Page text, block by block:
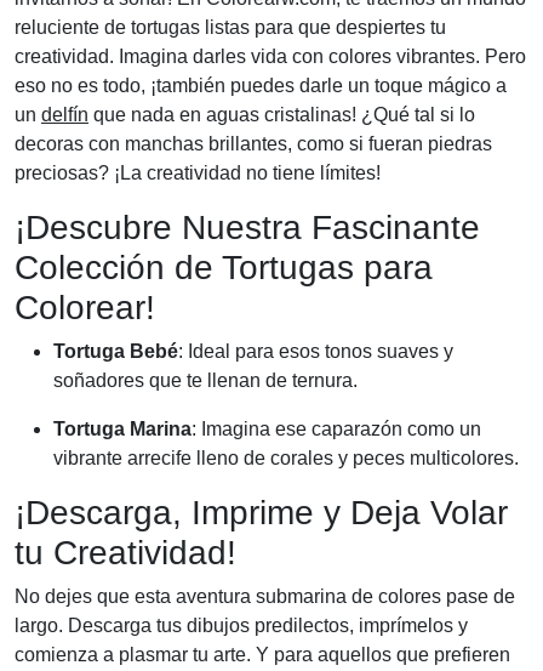
reluciente de tortugas listas para que despiertes tu
creatividad. Imagina darles vida con colores vibrantes. Pero
eso no es todo, ¡también puedes darle un toque mágico a
un delfín que nada en aguas cristalinas! ¿Qué tal si lo
decoras con manchas brillantes, como si fueran piedras
preciosas? ¡La creatividad no tiene límites!
¡Descubre Nuestra Fascinante
Colección de Tortugas para
Colorear!
Tortuga Bebé: Ideal para esos tonos suaves y
soñadores que te llenan de ternura.
Tortuga Marina: Imagina ese caparazón como un
vibrante arrecife lleno de corales y peces multicolores.
¡Descarga, Imprime y Deja Volar
tu Creatividad!
No dejes que esta aventura submarina de colores pase de
largo. Descarga tus dibujos predilectos, imprímelos y
comienza a plasmar tu arte. Y para aquellos que prefieren